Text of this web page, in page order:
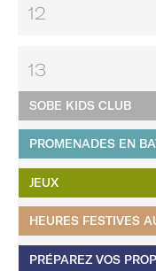
12
13
SOBE KIDS CLUB
PROMENADES EN
JEUX
HEURES FESTIVES
PRÉPAREZ VOS